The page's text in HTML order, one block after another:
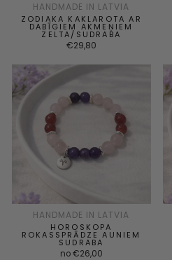
HANDMADE IN LATVIA
ZODIAKA KAKLAROTA AR
DABĪGIEM AKMEŅIEM
ZELTA/SUDRABA
€29,80
HANDMADE IN LATVIA
HOROSKOPA
ROKASSPRĀDZE AUNIEM
SUDRABA
no €26,00